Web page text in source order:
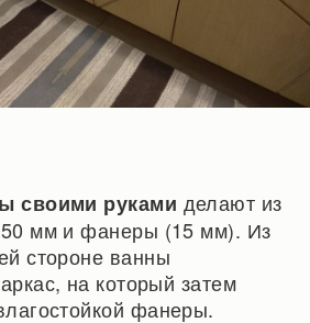
своими руками делают из
мм и фанеры (15 мм). Из
стороне ванны
на который затем
фанеры.